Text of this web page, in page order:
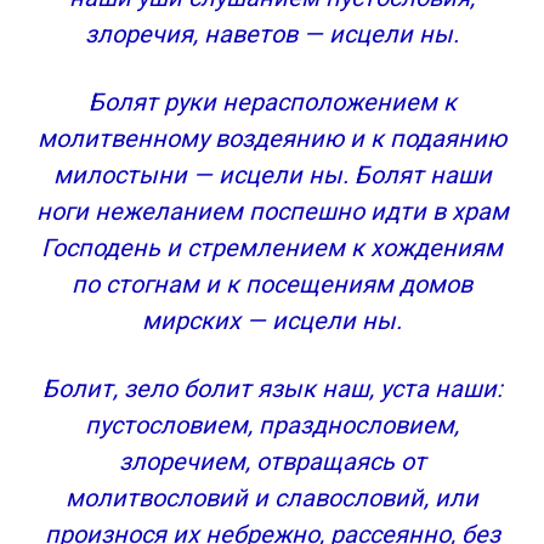
злоречия, наветов — исцели ны.
Болят руки нерасположением к
молитвенному воздеянию и к подаянию
милостыни — исцели ны. Болят наши
ноги нежеланием поспешно идти в храм
Господень и стремлением к хождениям
по стогнам и к посещениям домов
мирских — исцели ны.
Болит, зело болит язык наш, уста наши:
пустословием, празднословием,
злоречием, отвращаясь от
молитвословий и славословий, или
произнося их небрежно, рассеянно, без